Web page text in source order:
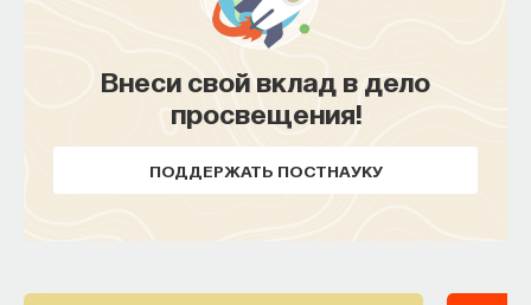
Внеси свой вклад в дело
просвещения!
ПОДДЕРЖАТЬ ПОСТНАУКУ
НАД МАТЕРИАЛОМ РАБОТАЛИ
Алексей Акимов
руководитель группы "Квантовые симуляторы"
Российского квантового центра,
преподаватель МФТИ, сотрудник ФИАН,
740 публикаций